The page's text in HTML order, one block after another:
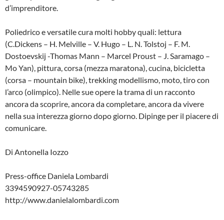
d’imprenditore.
Poliedrico e versatile cura molti hobby quali: lettura
(C.Dickens – H. Melville – V. Hugo – L. N. Tolstoj – F. M.
Dostoevskij -Thomas Mann – Marcel Proust – J. Saramago –
Mo Yan), pittura, corsa (mezza maratona), cucina, bicicletta
(corsa – mountain bike), trekking modellismo, moto, tiro con
l’arco (olimpico). Nelle sue opere la trama di un racconto
ancora da scoprire, ancora da completare, ancora da vivere
nella sua interezza giorno dopo giorno. Dipinge per il piacere di
comunicare.
Di Antonella Iozzo
Press-office Daniela Lombardi
3394590927-05743285
http://www.danielalombardi.com